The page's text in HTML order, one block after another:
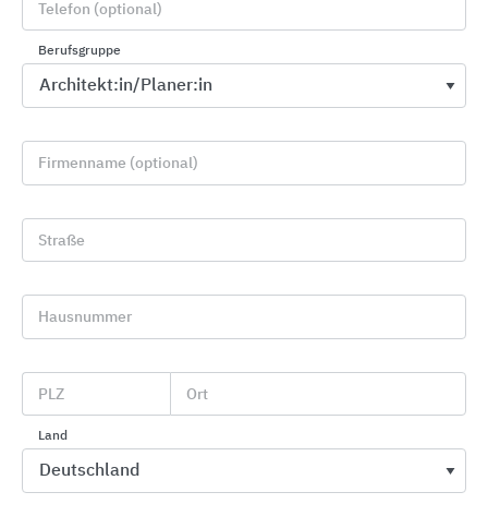
ROMA Raffstorensysteme
Telefon (optional)
Berufsgruppe
Firmenname (optional)
Straße
Hausnummer
PLZ Ort
Land